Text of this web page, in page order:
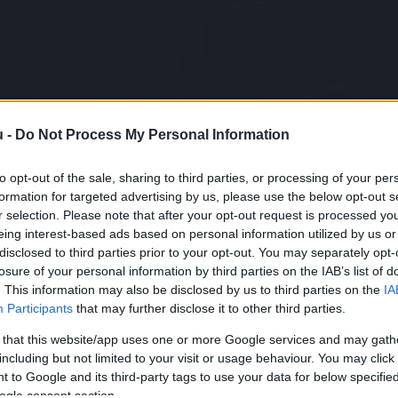
- Do Not Process My Personal Information
opt-out of the sale, sharing to third parties, or processing of your
for targeted advertising by us, please use the below opt-out
selection. Please note that after your opt-out request is processed
interest-based ads based on personal information utilized by us
to third parties prior to your opt-out. You may separately
of your personal information by third parties on the IAB’s list of
This information may also be disclosed by us to third parties on the
Participants that may further disclose it to other third parties.
that this website/app uses one or more Google services and may
but not limited to your visit or usage behaviour. You may
to Google and its third-party tags to use your data for below
után végleg bezár a
FN Falusi Norbert
Sugovica Halászcsárda, hogy 2026. július
étterem újranyitását, amelyet több mint 25 évvel
bizalmát, és jelezték: a bezárásig még
fogásukra.